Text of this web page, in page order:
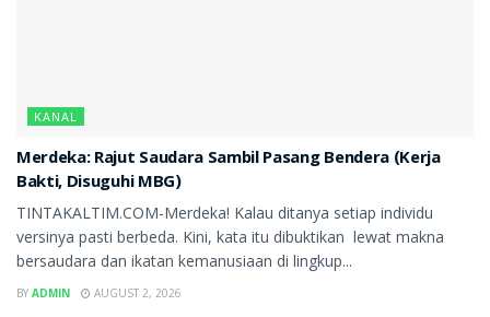
KANAL
Merdeka: Rajut Saudara Sambil Pasang Bendera (Kerja
Bakti, Disuguhi MBG)
TINTAKALTIM.COM-Merdeka! Kalau ditanya setiap individu
versinya pasti berbeda. Kini, kata itu dibuktikan lewat makna
bersaudara dan ikatan kemanusiaan di lingkup...
BY ADMIN AUGUST 2, 2026